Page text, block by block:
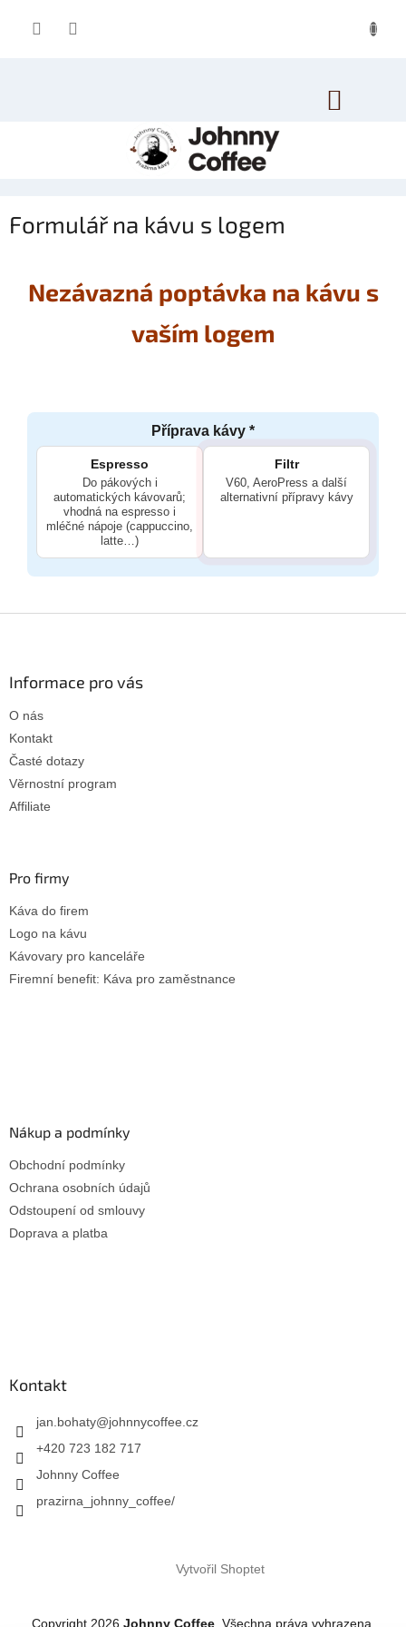
Formulář na kávu s logem
Nezávazná poptávka na kávu s
vaším logem
Příprava kávy *
Espresso
Do pákových i
automatických kávovarů;
vhodná na espresso i
mléčné nápoje (cappuccino,
latte…)
Filtr
V60, AeroPress a další
alternativní přípravy kávy
Informace pro vás
O nás
Kontakt
Časté dotazy
Věrnostní program
Affiliate
Pro firmy
Káva do firem
Logo na kávu
Kávovary pro kanceláře
Firemní benefit: Káva pro zaměstnance
Nákup a podmínky
Obchodní podmínky
Ochrana osobních údajů
Odstoupení od smlouvy
Doprava a platba
Kontakt
jan.bohaty@johnnycoffee.cz
+420 723 182 717
Johnny Coffee
prazirna_johnny_coffee/
Vytvořil Shoptet
Copyright 2026 Johnny Coffee. Všechna práva vyhrazena.